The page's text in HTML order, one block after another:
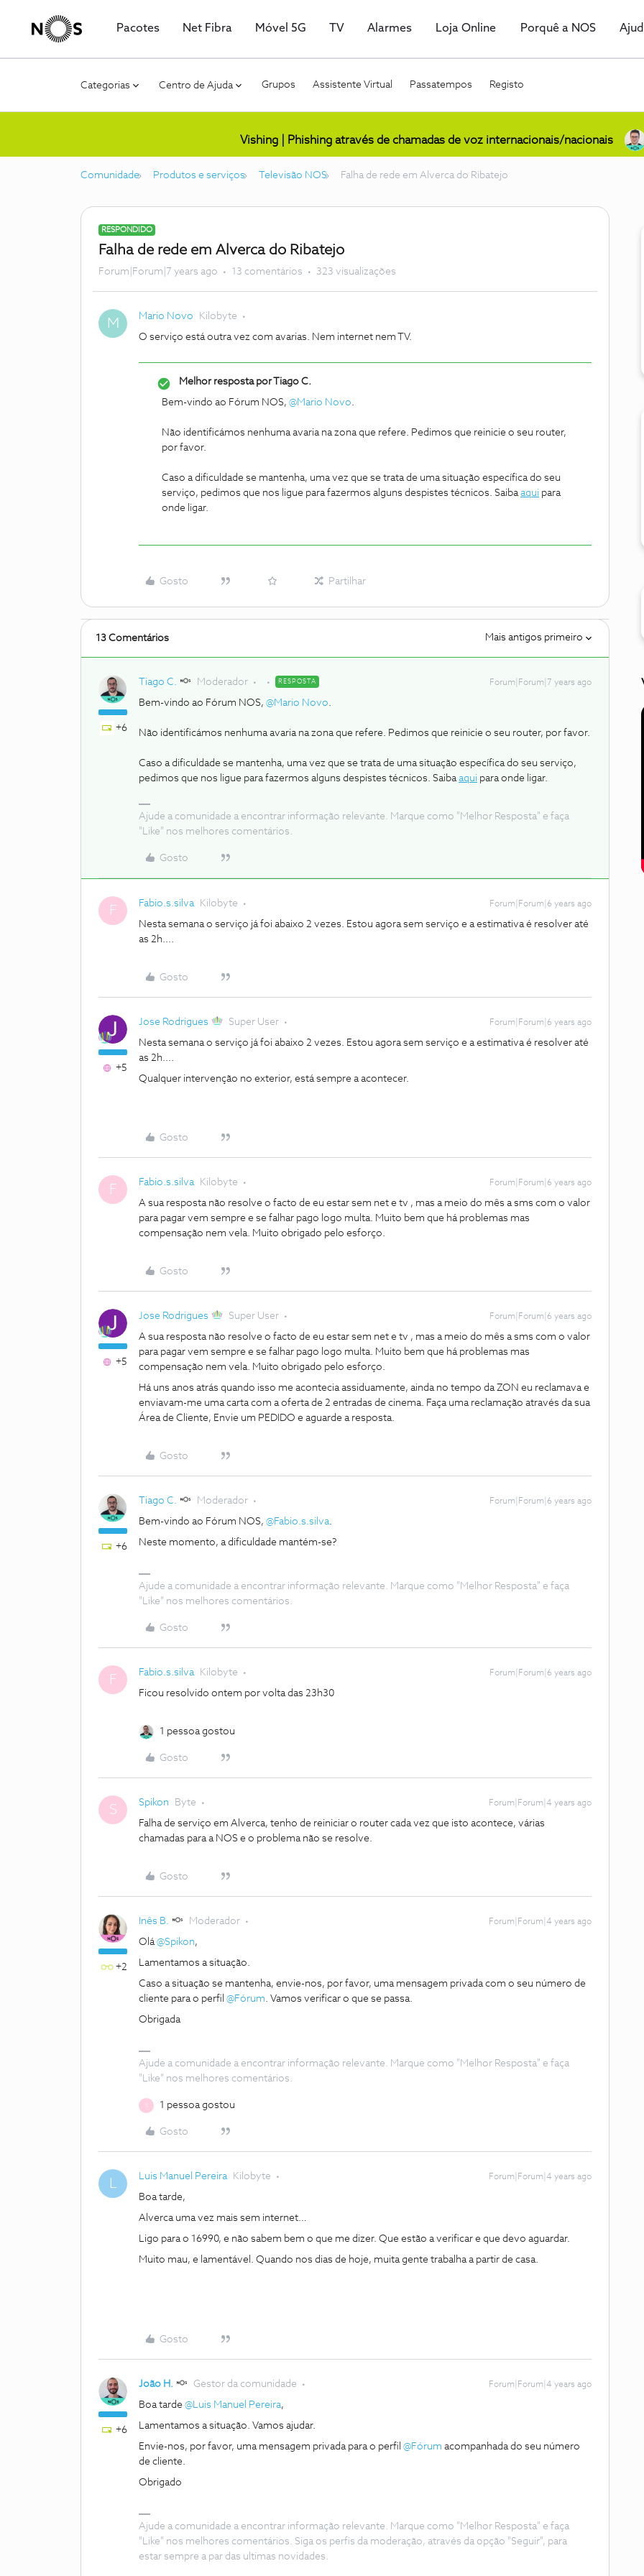
Pacotes Net Fibra Móvel 5G TV Alarmes Loja Online Porquê a NOS
Categorias Centro de Ajuda Grupos Assistente Virtual Passatempos Registo
Vishing | Phishing através de chamadas de voz internacionais/nacionais
Comunidade Produtos e serviços Televisão NOS Falha de rede em Alverca do Ribatejo
RESPONDIDO
Falha de rede em Alverca do Ribatejo
Forum|Forum|7 years ago 13 comentários 323 visualizações
M Mario Novo Kilobyte
O serviço está outra vez com avarias. Nem internet nem TV.
Melhor resposta porTiago C.
Bem-vindo ao Fórum NOS, @Mario Novo.
Não identificámos nenhuma avaria na zona que refere. Pedimos que reinicie o seu router,
por favor.
Caso a dificuldade se mantenha, uma vez que se trata de uma situação específica do seu
serviço, pedimos que nos ligue para fazermos alguns despistes técnicos. Saibaaqui para
onde ligar.
Gosto Partilhar
13 Comentários Mais antigos primeiro
+6
Tiago C. Moderador RESPOSTA Forum|Forum|7 years ago
Bem-vindo ao Fórum NOS, @Mario Novo.
Não identificámos nenhuma avaria na zona que refere. Pedimos que reinicie o seu router, por favor.
Caso a dificuldade se mantenha, uma vez que se trata de uma situação específica do seu serviço,
pedimos que nos ligue para fazermos alguns despistes técnicos. Saibaaqui para onde ligar.
Ajude a comunidade a encontrar informação relevante. Marque como "Melhor Resposta" e faça
"Like" nos melhores comentários.
Gosto
F Fabio.s.silva Kilobyte Forum|Forum|6 years ago
Nesta semana o serviço já foi abaixo 2 vezes. Estou agora sem serviço e a estimativa é resolver até
as 2h....
Gosto
+5
Jose Rodrigues Super User Forum|Forum|6 years ago
Nesta semana o serviço já foi abaixo 2 vezes. Estou agora sem serviço e a estimativa é resolver até
as 2h....
Qualquer intervenção no exterior, está sempre a acontecer.
Gosto
F Fabio.s.silva Kilobyte Forum|Forum|6 years ago
A sua resposta não resolve o facto de eu estar sem net e tv , mas a meio do mês a sms com o valor
para pagar vem sempre e se falhar pago logo multa. Muito bem que há problemas mas
compensação nem vela. Muito obrigado pelo esforço.
Gosto
+5
Jose Rodrigues Super User Forum|Forum|6 years ago
A sua resposta não resolve o facto de eu estar sem net e tv , mas a meio do mês a sms com o valor
para pagar vem sempre e se falhar pago logo multa. Muito bem que há problemas mas
compensação nem vela. Muito obrigado pelo esforço.
Há uns anos atrás quando isso me acontecia assiduamente, ainda no tempo da ZON eu reclamava e
enviavam-me uma carta com a oferta de 2 entradas de cinema. Faça uma reclamação através da sua
Área de Cliente, Envie um PEDIDO e aguarde a resposta.
Gosto
+6
Tiago C. Moderador Forum|Forum|6 years ago
Bem-vindo ao Fórum NOS, @Fabio.s.silva.
Neste momento, a dificuldade mantém-se?
Ajude a comunidade a encontrar informação relevante. Marque como "Melhor Resposta" e faça
"Like" nos melhores comentários.
Gosto
F Fabio.s.silva Kilobyte Forum|Forum|6 years ago
Ficou resolvido ontem por volta das 23h30
1 pessoa gostou
Gosto
S Spikon Byte Forum|Forum|4 years ago
Falha de serviço em Alverca, tenho de reiniciar o router cada vez que isto acontece, várias
chamadas para a NOS e o problema não se resolve.
Gosto
+2
Inês B. Moderador Forum|Forum|4 years ago
Olá@Spikon,
Lamentamos a situação.
Caso a situação se mantenha, envie-nos, por favor, uma mensagem privada com o seu número de
cliente para o perfil @Fórum. Vamos verificar o que se passa.
Obrigada
Ajude a comunidade a encontrar informação relevante. Marque como "Melhor Resposta" e faça
"Like" nos melhores comentários.
S 1 pessoa gostou
Gosto
L Luis Manuel Pereira Kilobyte Forum|Forum|4 years ago
Boa tarde,
Alverca uma vez mais sem internet…
Ligo para o 16990, e não sabem bem o que me dizer. Que estão a verificar e que devo aguardar.
Muito mau, e lamentável. Quando nos dias de hoje, muita gente trabalha a partir de casa.
Gosto
+6
João H. Gestor da comunidade Forum|Forum|4 years ago
Boa tarde @Luis Manuel Pereira,
Lamentamos a situação. Vamos ajudar.
Envie-nos, por favor, uma mensagem privada para o perfil @Fórum acompanhada do seu número
de cliente.
Obrigado
Ajude a comunidade a encontrar informação relevante. Marque como "Melhor Resposta" e faça
"Like" nos melhores comentários. Siga os perfis da moderação, através da opção "Seguir", para
estar sempre a par das ultimas novidades.